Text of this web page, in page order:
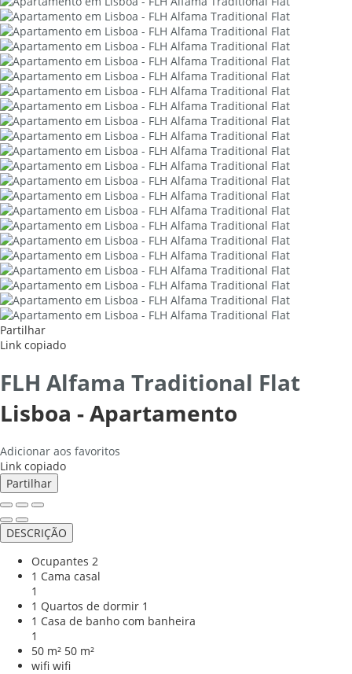
Partilhar
Link copiado
FLH Alfama Traditional Flat
Lisboa -Apartamento
Adicionar aos favoritos
Link copiado
Partilhar
DESCRIÇÃO
Ocupantes 2
1 Cama casal
1
1 Quartos de dormir 1
1 Casa de banho com banheira
1
50 m² 50 m²
wifi wifi